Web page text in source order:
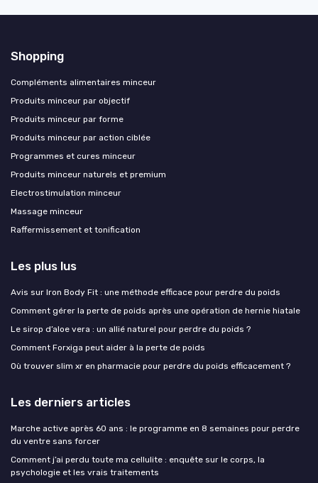
Shopping
Compléments alimentaires minceur
Produits minceur par objectif
Produits minceur par forme
Produits minceur par action ciblée
Programmes et cures minceur
Produits minceur naturels et premium
Electrostimulation minceur
Massage minceur
Raffermissement et tonification
Les plus lus
Avis sur Iron Body Fit : une méthode efficace pour perdre du poids
Comment gérer la perte de poids après une opération de hernie hiatale
Le sirop d’aloe vera : un allié naturel pour perdre du poids ?
Comment Forxiga peut aider à la perte de poids
Où trouver slim xr en pharmacie pour perdre du poids efficacement ?
Les derniers articles
Marche active après 60 ans : le programme en 8 semaines pour perdre
du ventre sans forcer
Comment j’ai perdu toute ma cellulite : enquête sur le corps, la
psychologie et les vrais traitements